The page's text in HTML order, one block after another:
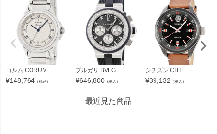
コルム CORUM...
¥148,764 （税込）
ブルガリ BVLG...
¥646,800 （税込）
シチズン CITI...
¥39,132 （税込）
最近見た商品